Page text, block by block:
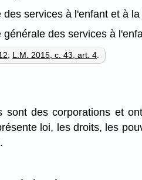
des services à l'enfant et à
générale des services à
; L.M. 2015, c. 43, art. 4.
sont des corporations et
loi, les droits, les